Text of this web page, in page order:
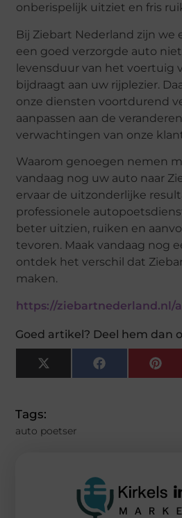
onberispelijk uitziet en fris
Bij Ziebart Nederland zijn we
een goed verzorgde auto
levensduur van het voertuig
bijdraagt aan uw rijplezier.
onze diensten voortdurend
aanpassen aan de
verwachtingen van onze
Waarom genoegen nemen
vandaag nog uw auto naar
ervaar de uitzonderlijke
professionele
beter uitzien, ruiken en
tevoren. Maak vandaag nog
ontdek het verschil dat
maken.
https://ziebartnederland.nl/
Goed artikel? Deel hem dan
X
(Twitter)
Facebook
Tags:
auto poetser